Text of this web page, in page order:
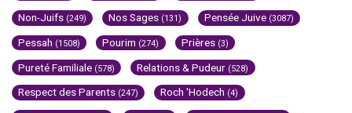
Non-Juifs (249) Nos Sages (131) Pensée Juive (3087)
Pessah (1508) Pourim (274) Prières (3)
Pureté Familiale (578) Relations & Pudeur (528)
Respect des Parents (247) Roch 'Hodech (4)